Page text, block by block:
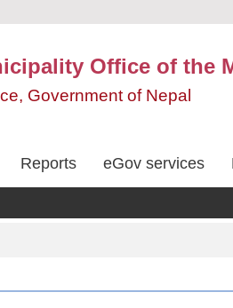
Office of the
Government of Nepal
Reports eGov services